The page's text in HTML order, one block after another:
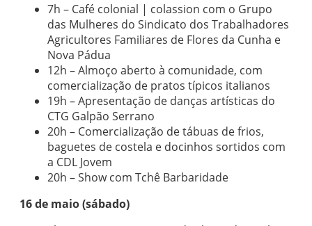
7h – Café colonial | colassion com o Grupo
das Mulheres do Sindicato dos Trabalhadores
Agricultores Familiares de Flores da Cunha e
Nova Pádua
12h – Almoço aberto à comunidade, com
comercialização de pratos típicos italianos
19h – Apresentação de danças artísticas do
CTG Galpão Serrano
20h – Comercialização de tábuas de frios,
baguetes de costela e docinhos sortidos com
a CDL Jovem
20h – Show com Tchê Barbaridade
16 de maio (sábado)